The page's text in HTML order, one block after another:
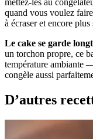
mettez-les au
quand vous voulez
à écraser et encore plus
Le cake se garde
un torchon propre, ce
température ambiante
congèle aussi
D’autres